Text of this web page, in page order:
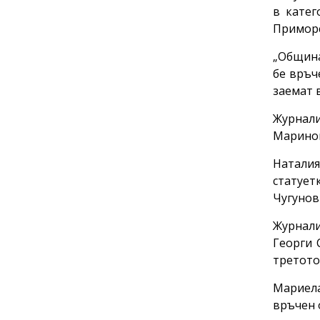
в
бе
заемат
Георги
връчен